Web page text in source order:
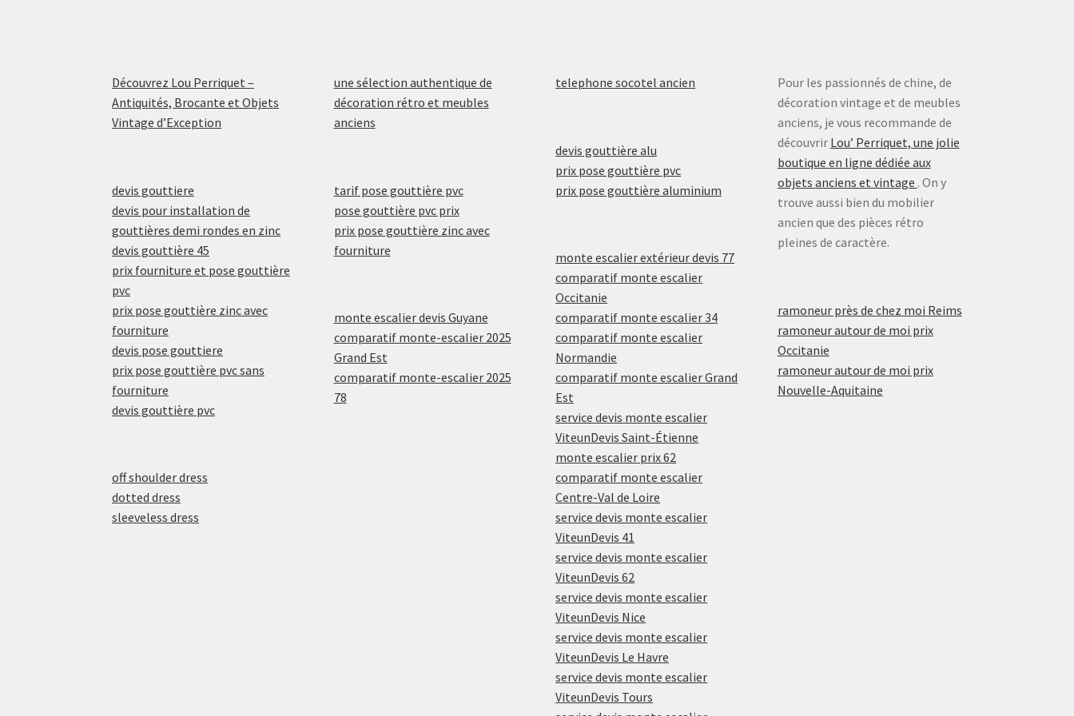
Découvrez Lou Perriquet –
Antiquités, Brocante et Objets
Vintage d’Exception
devis gouttiere
devis pour installation de
gouttières demi rondes en zinc
devis gouttière 45
prix fourniture et pose gouttière
pvc
prix pose gouttière zinc avec
fourniture
devis pose gouttiere
prix pose gouttière pvc sans
fourniture
devis gouttière pvc
off shoulder dress
dotted dress
sleeveless dress
une sélection authentique de
décoration rétro et meubles
anciens
tarif pose gouttière pvc
pose gouttière pvc prix
prix pose gouttière zinc avec
fourniture
monte escalier devis Guyane
comparatif monte-escalier 2025
Grand Est
comparatif monte-escalier 2025
78
telephone socotel ancien
devis gouttière alu
prix pose gouttière pvc
prix pose gouttière aluminium
monte escalier extérieur devis 77
comparatif monte escalier
Occitanie
comparatif monte escalier 34
comparatif monte escalier
Normandie
comparatif monte escalier Grand
Est
service devis monte escalier
ViteunDevis Saint-Étienne
monte escalier prix 62
comparatif monte escalier
Centre-Val de Loire
service devis monte escalier
ViteunDevis 41
service devis monte escalier
ViteunDevis 62
service devis monte escalier
ViteunDevis Nice
service devis monte escalier
ViteunDevis Le Havre
service devis monte escalier
ViteunDevis Tours
Pour les passionnés de chine, de
décoration vintage et de meubles
anciens, je vous recommande de
découvrir Lou’ Perriquet, une jolie
boutique en ligne dédiée aux
objets anciens et vintage . On y
trouve aussi bien du mobilier
ancien que des pièces rétro
pleines de caractère.
ramoneur près de chez moi Reims
ramoneur autour de moi prix
Occitanie
ramoneur autour de moi prix
Nouvelle-Aquitaine